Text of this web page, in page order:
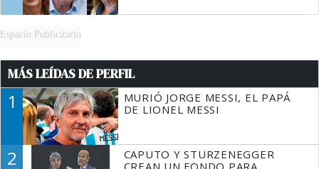
Espacio Publicitario
MÁS LEÍDAS DE PERFIL
1
MURIÓ JORGE MESSI, EL PAPÁ
DE LIONEL MESSI
2
CAPUTO Y STURZENEGGER